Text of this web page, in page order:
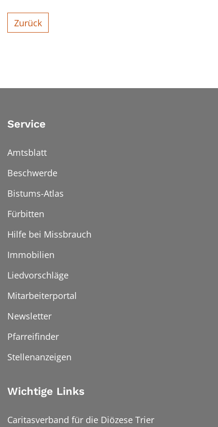
Zurück
Service
Amtsblatt
Beschwerde
Bistums-Atlas
Fürbitten
Hilfe bei Missbrauch
Immobilien
Liedvorschläge
Mitarbeiterportal
Newsletter
Pfarreifinder
Stellenanzeigen
Wichtige Links
Caritasverband für die Diözese Trier